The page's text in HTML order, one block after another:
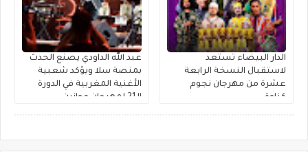
الدار البيضاء تستعد
لاستقبال النسخة الرابعة
عشرة من مهرجان نجوم
كناوة
عبد الله الداودي يصنع الحدث
بمنصة سلا ويؤكد شعبية
الأغنية المغربية في الدورة
الـ21 لمهرجان موازين